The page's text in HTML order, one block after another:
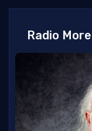
Radio More